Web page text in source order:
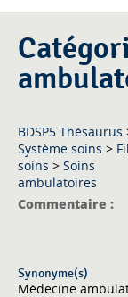
BDSP5 Thésaurus
Système soins >
soins > Soins
ambulatoires
Commentaire :
Synonyme(s)
Médecine